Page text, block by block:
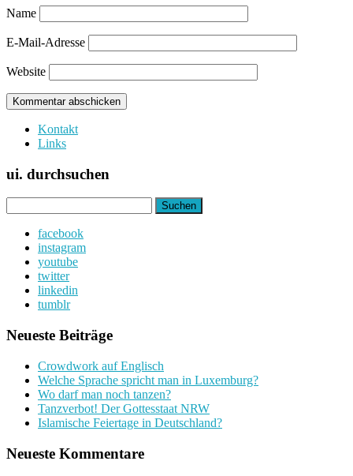
Name
E-Mail-Adresse
Website
Kontakt
Links
ui. durchsuchen
nach:
facebook
instagram
youtube
twitter
linkedin
tumblr
Neueste Beiträge
Crowdwork auf Englisch
Welche Sprache spricht man in Luxemburg?
Wo darf man noch tanzen?
Tanzverbot! Der Gottesstaat NRW
Islamische Feiertage in Deutschland?
Neueste Kommentare